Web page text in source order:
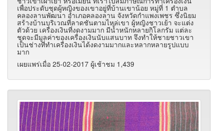
เพื่อประดับชุดผู้หญิงของเขาอยู่ที่บ้านเขาน้อย หมู่ที่ 1 ตำบล
คลองลานพัฒนา อำเภอคลองลาน จังหวัดกำแพงเพชร ซึ่งนิยม
สร้างบ้านบริเวณที่ลาดชันตามไหล่เขา ผู้หญิงชาวเย้า จะแต่ง
ตัวด้วย เครื่องเงินที่งดงามมาก มีน้ำหนักหลายกิโลกรัม แต่ละ
ชุดจะมีมูลค่าของเครื่องเงินนับแสนบาท จึงทำให้ชายชาวเขา
เป็นช่างที่ทำเครื่องเงินได้งดงามมากและหลากหลายรูปแบบ
มาก
เผยแพร่เมื่อ 25-02-2017 ผู้เช้าชม 1,439